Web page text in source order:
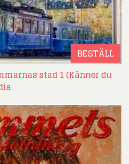
BESTÄLL
stad 1 (Känner du